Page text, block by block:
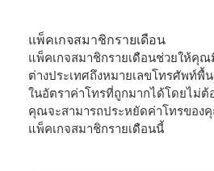
แพ็คเกจสมาชิกรายเดือน
แพ็คเกจสมาชิกรายเดือนช่วยให้คุณ
ต่างประเทศถึงหมายเลขโทรศัพท์พื้
ในอัตราค่าโทรที่ถูกมากได้โดยไม่ต้
คุณจะสามารถประหยัดค่าโทรของ
แพ็คเกจสมาชิกรายเดือนนี้